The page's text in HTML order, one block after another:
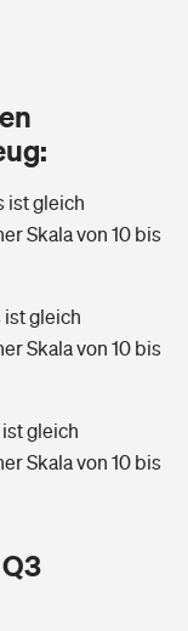
Alter?
ist gleich
Skala von 10 bis
ist gleich
Skala von 10 bis
ist gleich
Skala von 10 bis